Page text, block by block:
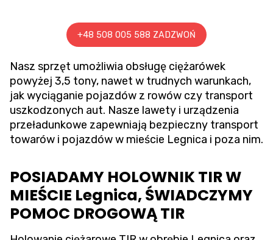
+48 508 005 588 ZADZWOŃ
Nasz sprzęt umożliwia obsługę ciężarówek
powyżej 3,5 tony, nawet w trudnych warunkach,
jak wyciąganie pojazdów z rowów czy transport
uszkodzonych aut. Nasze lawety i urządzenia
przeładunkowe zapewniają bezpieczny transport
towarów i pojazdów w mieście Legnica i poza nim.
POSIADAMY HOLOWNIK TIR W
MIEŚCIE Legnica, ŚWIADCZYMY
POMOC DROGOWĄ TIR